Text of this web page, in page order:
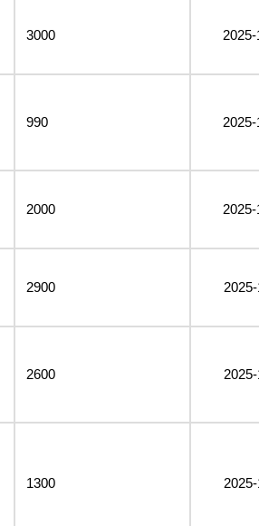
3000
990
2000
2900
2600
1300